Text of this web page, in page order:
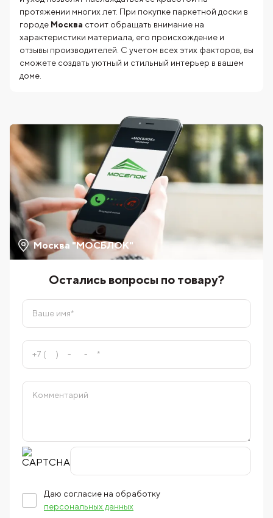
протяжении многих лет. При покупке паркетной доски в
городе Москва стоит обращать внимание на
характеристики материала, его происхождение и
отзывы производителей. С учетом всех этих факторов, вы
сможете создать уютный и стильный интерьер в вашем
доме.
Москва "МОСБЛОК"
Остались вопросы по товару?
Даю согласие на обработку
персональных данных